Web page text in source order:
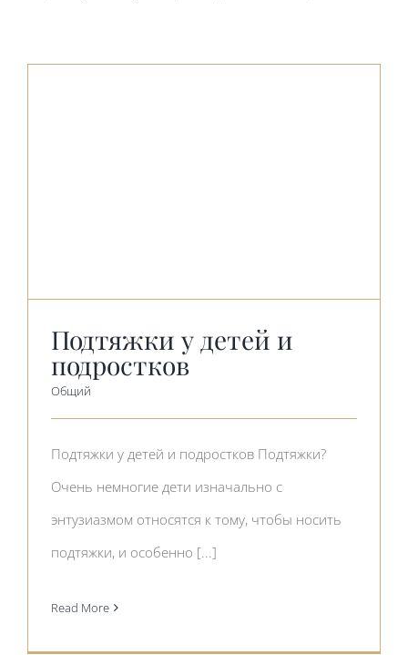
Подтяжки у детей и
подростков
Общий
Подтяжки у детей и подростков Подтяжки?
Очень немногие дети изначально с
энтузиазмом относятся к тому, чтобы носить
подтяжки, и особенно [...]
Read More